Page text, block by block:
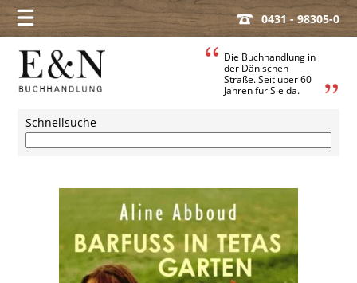
0431 - 98305-0
Die Buchhandlung in
der Dänischen
Straße. Seit über 60
Jahren für Sie da.
Schnellsuche